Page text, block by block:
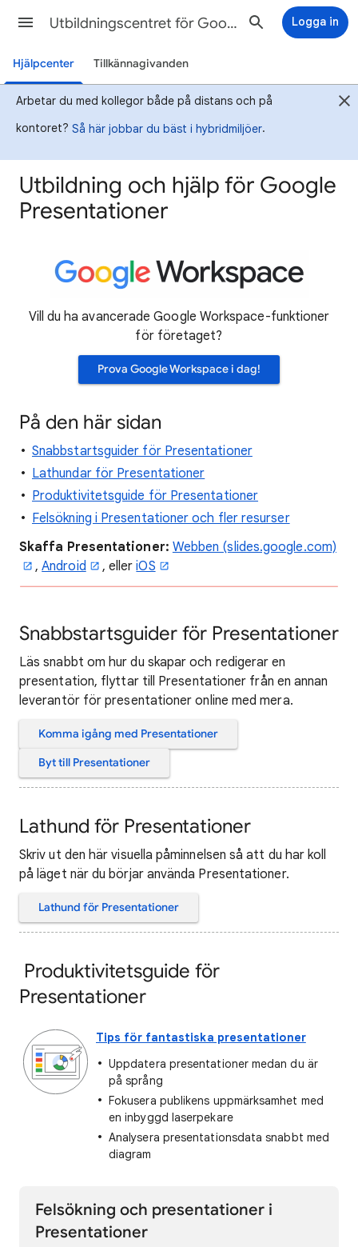
Utbildningscentret för Google Workspace Logga in
Hjälpcenter Tillkännagivanden
Arbetar du med kollegor både på distans och på
kontoret? Så här jobbar du bäst i hybridmiljöer.
Utbildning och hjälp för Google
Presentationer
Vill du ha avancerade Google Workspace-funktioner
för företaget?
Prova Google Workspace i dag!
På den här sidan
Snabbstartsguider för Presentationer
Lathundar för Presentationer
Produktivitetsguide för Presentationer
Felsökning i Presentationer och fler resurser
Skaffa Presentationer: Webben (slides.google.com)
,Android , elleriOS
Snabbstartsguider för Presentationer
Läs snabbt om hur du skapar och redigerar en
presentation, flyttar till Presentationer från en annan
leverantör för presentationer online med mera.
Komma igång med Presentationer
Byt till Presentationer
Lathund för Presentationer
Skriv ut den här visuella påminnelsen så att du har koll
på läget när du börjar använda Presentationer.
Lathund för Presentationer
Produktivitetsguide för
Presentationer
Tips för fantastiska presentationer
Uppdatera presentationer medan du är
på språng
Fokusera publikens uppmärksamhet med
en inbyggd laserpekare
Analysera presentationsdata snabbt med
diagram
Felsökning och presentationer i
Presentationer